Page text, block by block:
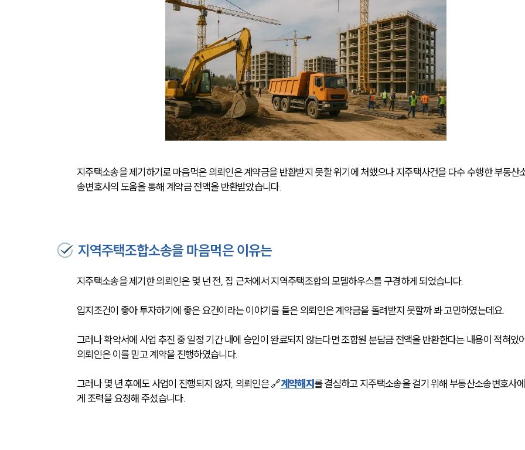
지주택소송을 제기하기로 마음먹은 의뢰인은 계약금을 반환받지 못할 위기에 처했으나 지주택사건을 다수 수행한 부동산
송변호사의 도움을 통해 계약금 전액을 반환받았습니다.
지역주택조합소송을 마음먹은 이유는
지주택소송을 제기한 의뢰인은 몇 년 전, 집 근처에서 지역주택조합의 모델하우스를 구경하게 되었습니다.
입지조건이 좋아 투자하기에 좋은 요건이라는 이야기를 들은 의뢰인은 계약금을 돌려받지 못할까 봐 고민하였는데요.
그러나 확약서에 사업 추진 중 일정 기간 내에 승인이 완료되지 않는다면 조합원 분담금 전액을 반환한다는 내용이 적혀있
의뢰인은 이를 믿고 계약을 진행하였습니다.
그러나 몇 년 후에도 사업이 진행되지 않자, 의뢰인은 🔗계약해지를 결심하고 지주택소송을 걸기 위해 부동산소송변호사에
게 조력을 요청해 주셨습니다.